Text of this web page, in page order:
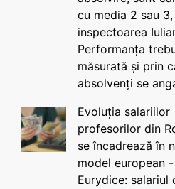
cu media 2 sau
inspectoarea
Performanța
măsurată și prin
absolvenți se
Evoluția salariilor
profesorilor din
se încadrează în
model european
Eurydice: salariul